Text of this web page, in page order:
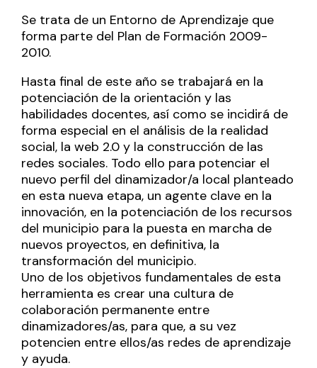
Se trata de un Entorno de Aprendizaje que
forma parte del Plan de Formación 2009-
2010.
Hasta final de este año se trabajará en la
potenciación de la orientación y las
habilidades docentes, así como se incidirá de
forma especial en el análisis de la realidad
social, la web 2.0 y la construcción de las
redes sociales. Todo ello para potenciar el
nuevo perfil del dinamizador/a local planteado
en esta nueva etapa, un agente clave en la
innovación, en la potenciación de los recursos
del municipio para la puesta en marcha de
nuevos proyectos, en definitiva, la
transformación del municipio.
Uno de los objetivos fundamentales de esta
herramienta es crear una cultura de
colaboración permanente entre
dinamizadores/as, para que, a su vez
potencien entre ellos/as redes de aprendizaje
y ayuda.